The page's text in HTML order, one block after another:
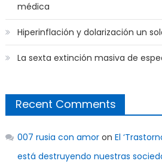
médica
Hiperinflación y dolarización un
La sexta extinción masiva de
Recent Comments
007 rusia con amoron El
está destruyendo nuestras